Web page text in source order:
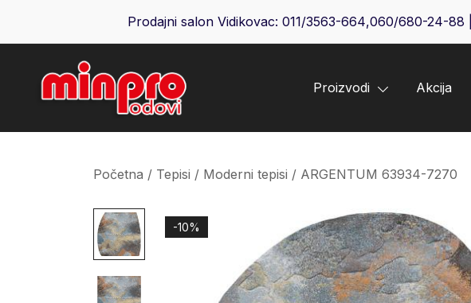
Prodajni salon Vidikovac: 011/3563-664,060/680-24-88
Minpro podovi
Proizvodi Akcija
Početna / Tepisi / Moderni tepisi / ARGENTUM 63934-7270
-10%